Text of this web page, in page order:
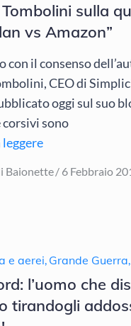
sulla
vs Amazon”
con il consenso
CEO di
oggi sul suo
sono
Baionette
Posted
6 Febbraio
e aerei, Grande Guerra,
l’uomo che
tirandogli